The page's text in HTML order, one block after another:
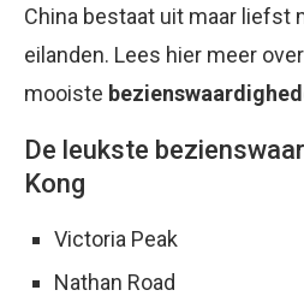
China bestaat uit maar liefst
eilanden. Lees hier meer
mooiste
De leukste
Kong
Victoria Peak
Nathan Road